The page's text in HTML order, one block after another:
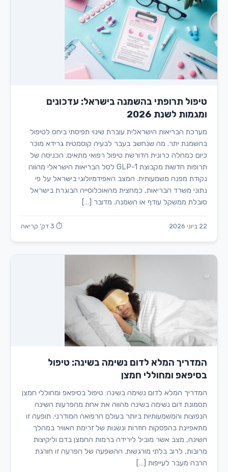
טיפול תרופתי בהשמנה בישראל: עדכונים
ומגמות לשנת 2026
מערכת הבריאות הישראלית עוברת שינוי תפיסתי ביחס לטיפול
בהשמנת יתר. מה שנחשב בעבר לבעיה קוסמטית גרידא מוכר
כיום כמחלה כרונית הדורשת טיפול רפואי מתאים. הכניסה של
תרופות חדשות מקבוצת GLP-1 לסל הבריאות הישראלי מהווה
נקודת מפנה משמעותית. המצב האפידמיולוגי בישראל על פי
נתוני משרד הבריאות, כמחצית מהאוכלוסייה הבוגרת בישראל
סובלת ממשקל עודף או השמנה. מדובר […]
22 ביוני 2026 ⏱ 3 דק' קריאה
המדריך המלא לדום נשימה בשינה: טיפול
בסיפאפ ומחוללי חמצן
המדריך המלא לדום נשימה בשינה: טיפול בסיפאפ ומחוללי חמצן
תסמונת דום נשימה בשינה מהווה את אחת מהפרעות השינה
הנפוצות והמשמעותיות ביותר בעולם הרפואה המודרני. תופעה זו
מתאפיינת בהפסקות חוזרות ונשנות של זרימת האוויר במהלך
השינה, מצב אשר מוביל לירידה ברמות החמצן בדם וליקיצות
מרובות, לרוב בלתי מורגשות. ההשפעה של הפרעה זו חורגת
הרבה מעבר לעייפות […]